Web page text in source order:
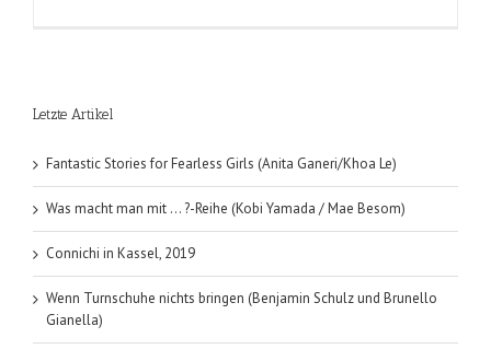
Letzte Artikel
Fantastic Stories for Fearless Girls (Anita Ganeri/Khoa Le)
Was macht man mit … ?-Reihe (Kobi Yamada / Mae Besom)
Connichi in Kassel, 2019
Wenn Turnschuhe nichts bringen (Benjamin Schulz und Brunello
Gianella)